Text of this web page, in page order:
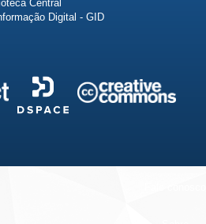
Central
Digital - GID